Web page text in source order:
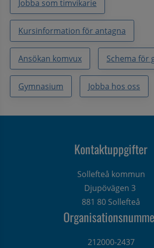
Jobba som timvikarie
Kursinformation för antagna
Ansökan komvux Schema för
Gymnasium Jobba hos oss
Kontaktuppgifter
Sollefteå kommun
Djupövägen 3
881 80 Sollefteå
212000-2437